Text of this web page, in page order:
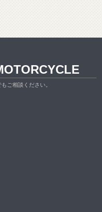
ご相談ください。